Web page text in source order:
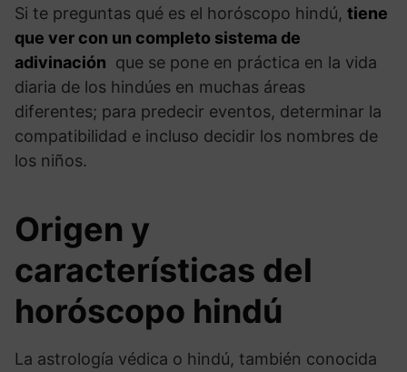
Si te preguntas qué es el horóscopo hindú, tiene
que ver con un completo sistema de
adivinación que se pone en práctica en la vida
diaria de los hindúes en muchas áreas
diferentes; para predecir eventos, determinar la
compatibilidad e incluso decidir los nombres de
los niños.
Origen y
características del
horóscopo hindú
La astrología védica o hindú, también conocida